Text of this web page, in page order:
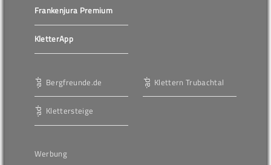
Frankenjura Premium
KletterApp
Bergfreunde.de
Klettersteige
Klettern Trubachtal
Werbung